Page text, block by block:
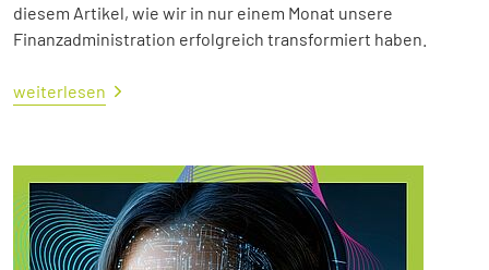
diesem Artikel, wie wir in nur einem Monat unsere
Finanzadministration erfolgreich transformiert haben.
weiterlesen